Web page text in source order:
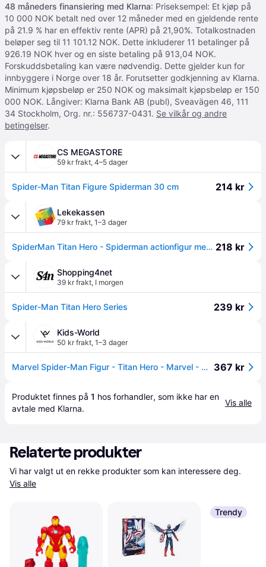
48 måneders finansiering med Klarna: Priseksempel: Et kjøp på
10 000 NOK betalt ned over 12 måneder med en gjeldende rente
på 21.9 % har en effektiv rente (APR) på 21,90%. Totalkostnaden
beløper seg til 11 101.12 NOK. Dette inkluderer 11 betalinger på
926.19 NOK hver og en siste betaling på 913,04 NOK.
Forskuddsbetaling kan være nødvendig. Dette gjelder kun for
innbyggere i Norge over 18 år. Forutsetter godkjenning av Klarna.
Minimum kjøpsbeløp er 250 NOK og maksimalt kjøpsbeløp er 150
000 NOK. Långiver: Klarna Bank AB (publ), Sveavägen 46, 111
34 Stockholm, Org. nr.: 556737-0431. Se vilkår og andre
betingelser.
CS MEGASTORE
59 kr frakt, 4–5 dager
Spider-Man Titan Figure Spiderman 30 cm 214 kr
Lekekassen
79 kr frakt, 1–3 dager
SpiderMan Titan Hero - Spiderman actionfigur med ikonisk blå og rød drakt - 30 cm 218 kr
Shopping4net
39 kr frakt, I morgen
Spider-Man Titan Hero Series 239 kr
Kids-World
50 kr frakt, 1–3 dager
Marvel Spider-Man Figur - Titan Hero - Marvel - OneSize - Lekefigur 367 kr
Produktet finnes på 1 hos forhandler, som ikke har en
avtale med Klarna.
Vis alle
Relaterte produkter
Vis alle
Trendy